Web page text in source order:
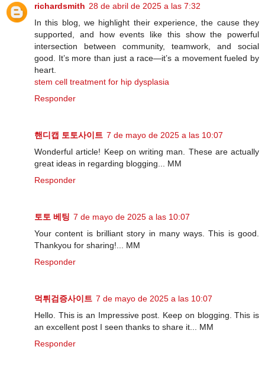
richardsmith 28 de abril de 2025 a las 7:32
In this blog, we highlight their experience, the cause they
supported, and how events like this show the powerful
intersection between community, teamwork, and social
good. It’s more than just a race—it’s a movement fueled by
heart.
stem cell treatment for hip dysplasia
Responder
핸디캡 토토사이트 7 de mayo de 2025 a las 10:07
Wonderful article! Keep on writing man. These are actually
great ideas in regarding blogging... MM
Responder
토토 베팅 7 de mayo de 2025 a las 10:07
Your content is brilliant story in many ways. This is good.
Thankyou for sharing!... MM
Responder
먹튀검증사이트 7 de mayo de 2025 a las 10:07
Hello. This is an Impressive post. Keep on blogging. This is
an excellent post I seen thanks to share it... MM
Responder